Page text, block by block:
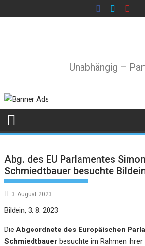
to
Unabhängig –
Abg. des EU Parlamentes
Schmiedtbauer besuchte Bildein
3. August 2023
Bildein, 3. 8. 2023
DieAbgeordnete des Europäischen
Schmiedtbauer besuchte im Rahmen ihrer